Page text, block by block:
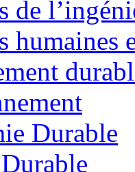
de
humaines
Durable